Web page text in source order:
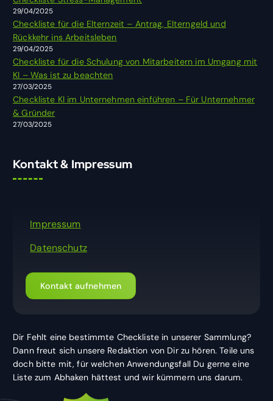
a
h
:
29/04/2025
Checkliste für die Elternzeit – Antrag, Elterngeld und
Rückkehr ins Arbeitsleben
29/04/2025
Checkliste für die Schulung von Mitarbeitern im Umgang mit
KI – Was ist zu beachten
27/03/2025
Checkliste KI im Unternehmen einführen – Für Unternehmer
& Gründer
27/03/2025
Kontakt & Impressum
Impressum
Datenschutz
Kontakt aufnehmen
Dir Fehlt eine bestimmte Checkliste in unserer Sammlung?
Dann freut sich unsere Redaktion von Dir zu hören. Teile uns
doch bitte mit, für welchen Anwendungsfall Du gerne eine
Liste zum Abhaken hättest und wir kümmern uns darum.